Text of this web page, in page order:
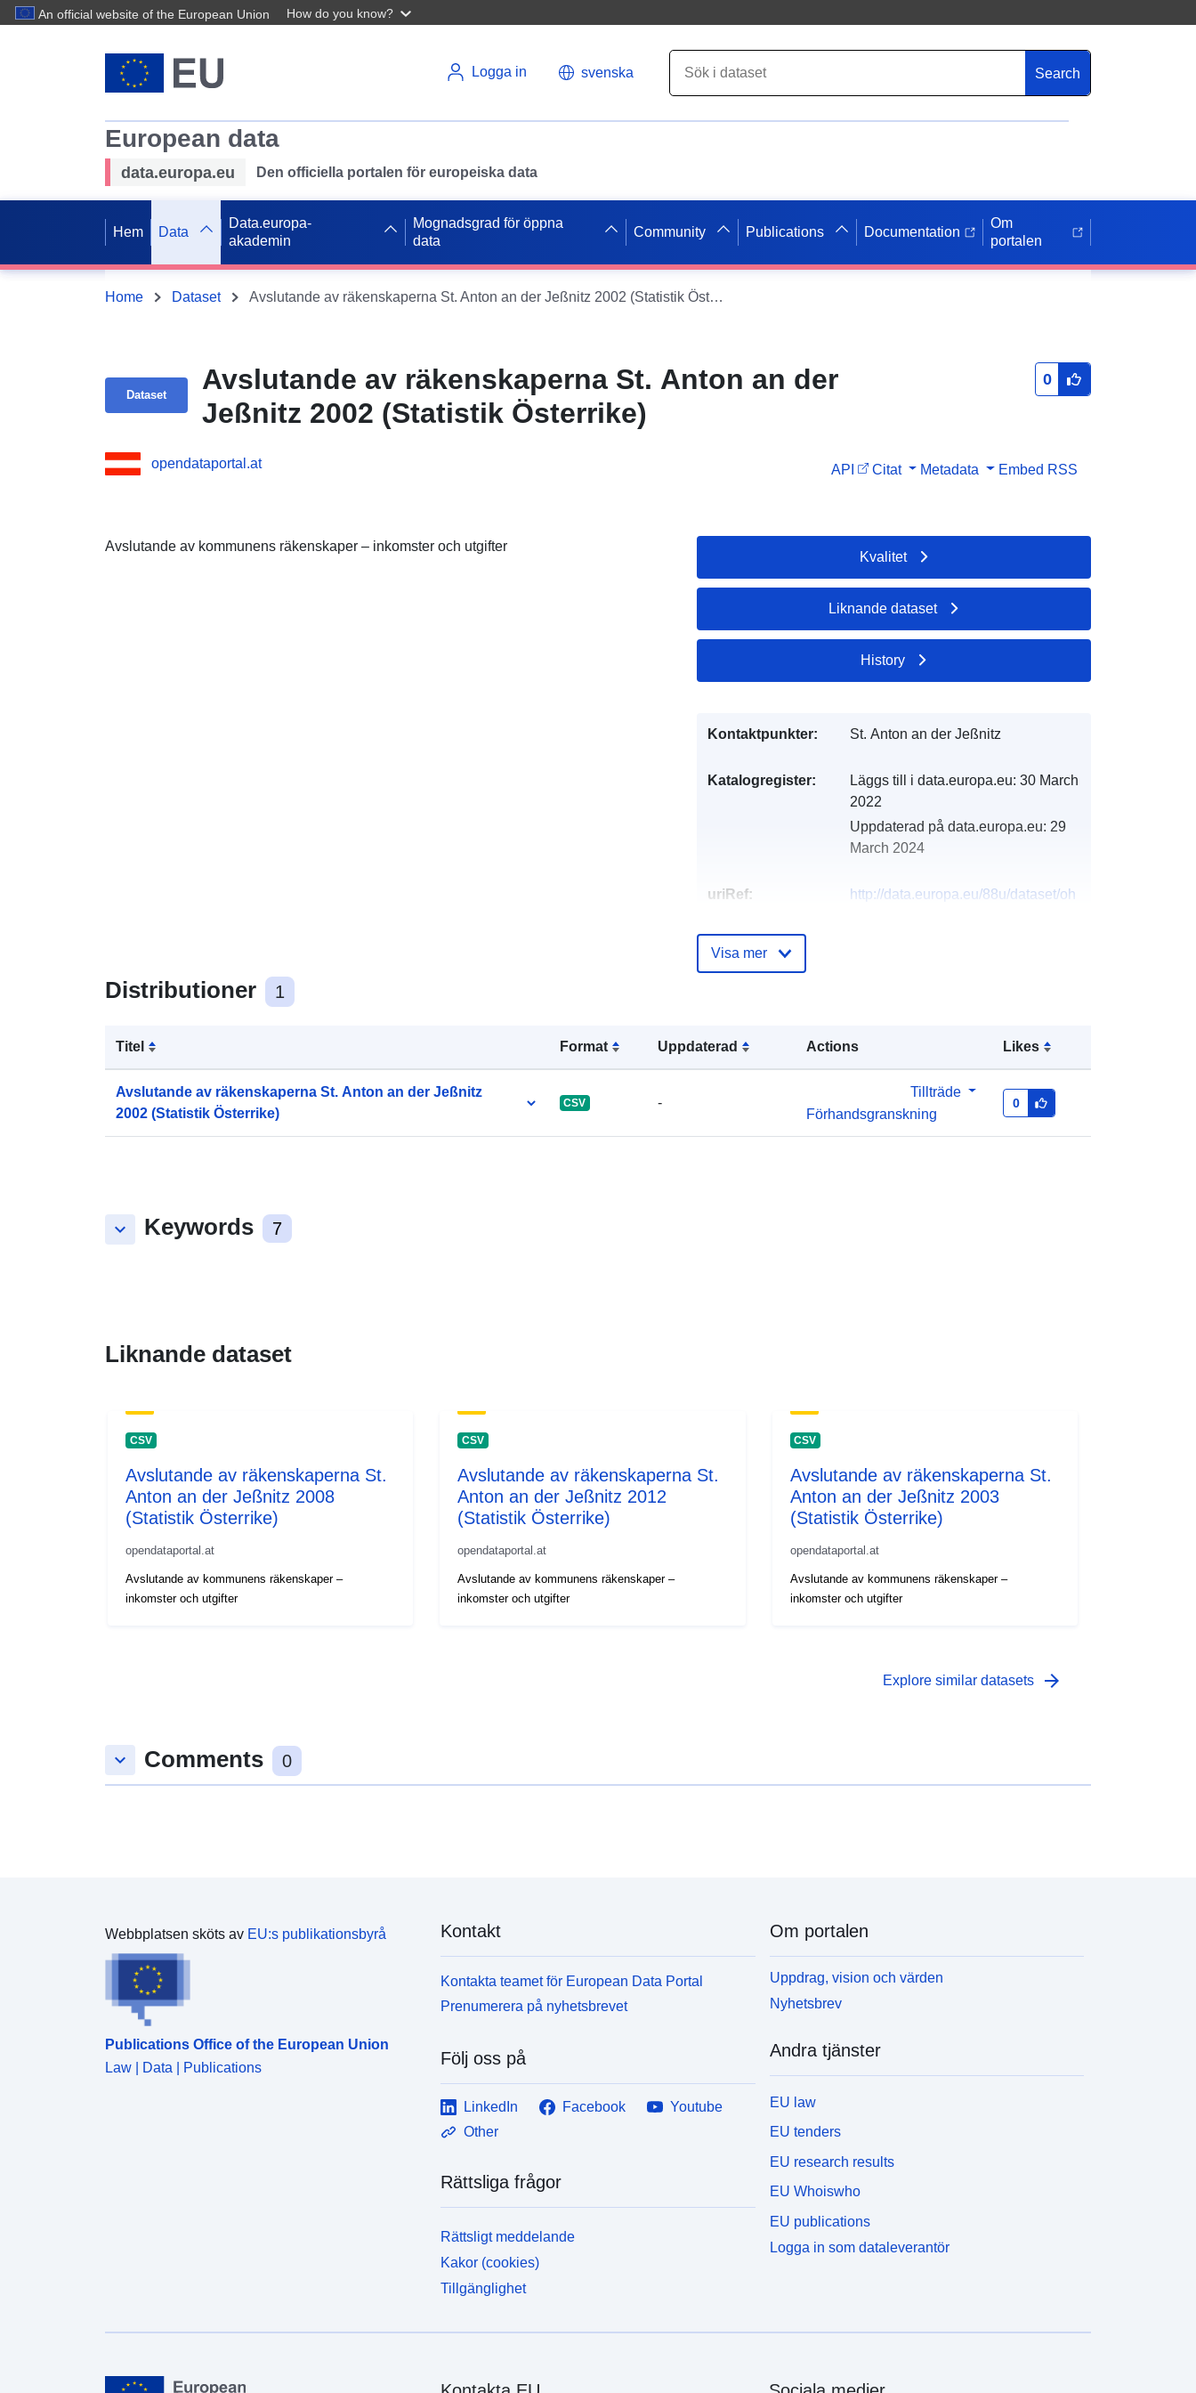
An official website of the European Union How do you know?
Logga in svenska Search
European data
data.europa.eu Den officiella portalen för europeiska data
Hem Data
Data.europa-
akademin
Mognadsgrad för öppna
data
Community Publications Documentation
Om
portalen
Home Dataset Avslutande av räkenskaperna St. Anton an der Jeßnitz 2002 (Statistik Österrike)
Dataset
Avslutande av räkenskaperna St. Anton an der
Jeßnitz 2002 (Statistik Österrike)
0
opendataportal.at API Citat Metadata Embed RSS
Avslutande av kommunens räkenskaper – inkomster och utgifter
Distributioner 1
Titel Format Uppdaterad Actions Likes
Avslutande av räkenskaperna St. Anton an der Jeßnitz
2002 (Statistik Österrike)
CSV -
Tillträde
Förhandsgranskning
0
keyboard_arrow_down Keywords 7
Kvalitet
Liknande dataset
History
Kontaktpunkter: St. Anton an der Jeßnitz
Katalogregister: Läggs till i data.europa.eu: 30 March
2022
Uppdaterad på data.europa.eu: 29
March 2024
uriRef:
http://data.europa.eu/88u/dataset/oh
Visa mer
Liknande dataset
CSV
Avslutande av räkenskaperna St.
Anton an der Jeßnitz 2008
(Statistik Österrike)
opendataportal.at
Avslutande av kommunens räkenskaper –
inkomster och utgifter
CSV
Avslutande av räkenskaperna St.
Anton an der Jeßnitz 2012
(Statistik Österrike)
opendataportal.at
Avslutande av kommunens räkenskaper –
inkomster och utgifter
CSV
Avslutande av räkenskaperna St.
Anton an der Jeßnitz 2003
(Statistik Österrike)
opendataportal.at
Avslutande av kommunens räkenskaper –
inkomster och utgifter
Explore similar datasets arrow_forward
keyboard_arrow_down Comments 0
Webbplatsen sköts av EU:s publikationsbyrå
Publications Office of the European Union
Law | Data | Publications
Kontakt
Kontakta teamet för European Data Portal
Prenumerera på nyhetsbrevet
Följ oss på
LinkedIn Facebook
Youtube
Other
Rättsliga frågor
Rättsligt meddelande
Kakor (cookies)
Tillgänglighet
Om portalen
Uppdrag, vision och värden
Nyhetsbrev
Andra tjänster
EU law
EU tenders
EU research results
EU Whoiswho
EU publications
Logga in som dataleverantör